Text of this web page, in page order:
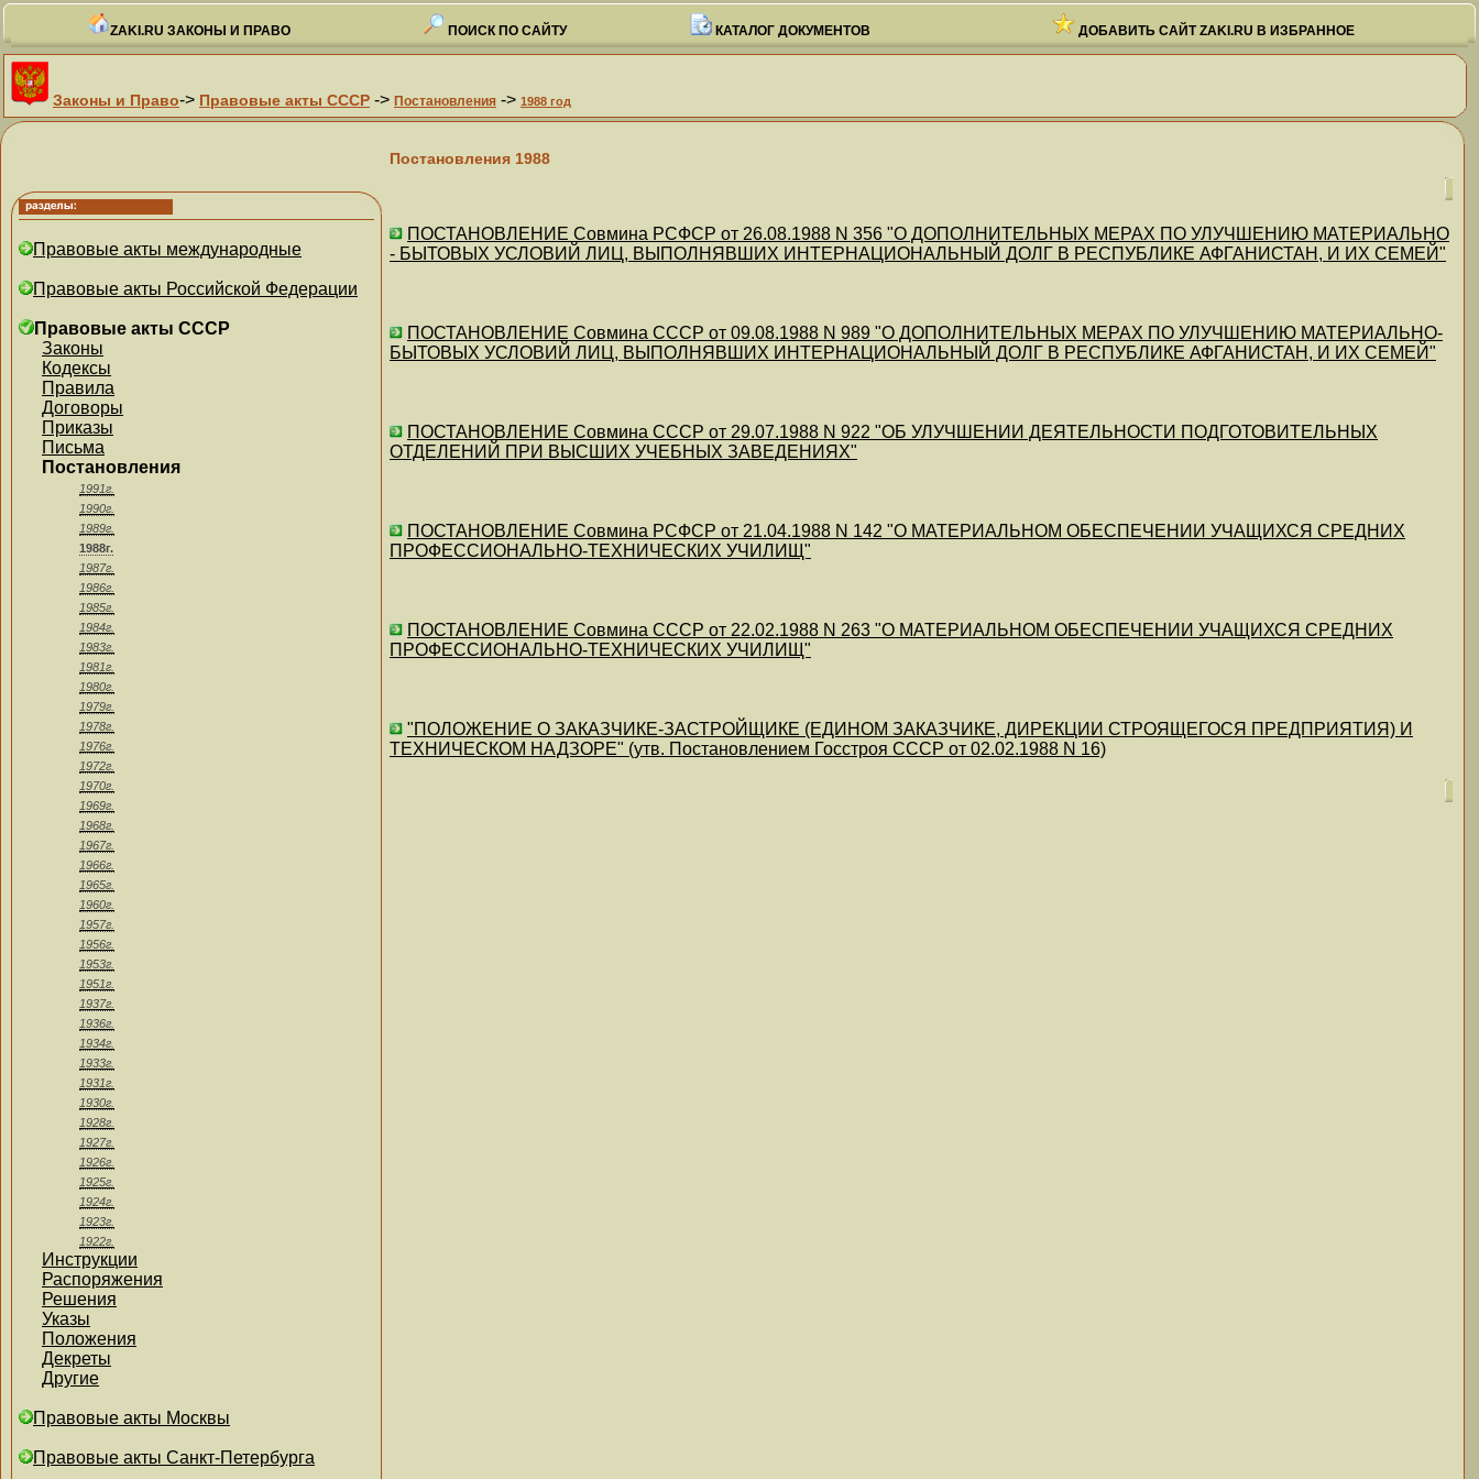
ZAKI.RU ЗАКОНЫ И ПРАВО ПОИСК ПО САЙТУ КАТАЛОГ ДОКУМЕНТОВ ДОБАВИТЬ САЙТ ZAKI.RU В ИЗБРАННОЕ
Законы и Право-> Правовые акты СССР -> Постановления -> 1988 год
Правовые акты международные
Правовые акты Российской Федерации
Правовые акты СССР
Законы
Кодексы
Правила
Договоры
Приказы
Письма
Постановления
1991г.
1990г.
1989г.
1988г.
1987г.
1986г.
1985г.
1984г.
1983г.
1981г.
1980г.
1979г.
1978г.
1976г.
1972г.
1970г.
1969г.
1968г.
1967г.
1966г.
1965г.
1960г.
1957г.
1956г.
1953г.
1951г.
1937г.
1936г.
1934г.
1933г.
1931г.
1930г.
1928г.
1927г.
1926г.
1925г.
1924г.
1923г.
1922г.
Инструкции
Распоряжения
Решения
Указы
Положения
Декреты
Другие
Правовые акты Москвы
Правовые акты Санкт-Петербурга
Постановления 1988
ПОСТАНОВЛЕНИЕ Совмина РСФСР от 26.08.1988 N 356 "О ДОПОЛНИТЕЛЬНЫХ МЕРАХ ПО УЛУЧШЕНИЮ МАТЕРИАЛЬНО
- БЫТОВЫХ УСЛОВИЙ ЛИЦ, ВЫПОЛНЯВШИХ ИНТЕРНАЦИОНАЛЬНЫЙ ДОЛГ В РЕСПУБЛИКЕ АФГАНИСТАН, И ИХ СЕМЕЙ"
ПОСТАНОВЛЕНИЕ Совмина СССР от 09.08.1988 N 989 "О ДОПОЛНИТЕЛЬНЫХ МЕРАХ ПО УЛУЧШЕНИЮ МАТЕРИАЛЬНО-
БЫТОВЫХ УСЛОВИЙ ЛИЦ, ВЫПОЛНЯВШИХ ИНТЕРНАЦИОНАЛЬНЫЙ ДОЛГ В РЕСПУБЛИКЕ АФГАНИСТАН, И ИХ СЕМЕЙ"
ПОСТАНОВЛЕНИЕ Совмина СССР от 29.07.1988 N 922 "ОБ УЛУЧШЕНИИ ДЕЯТЕЛЬНОСТИ ПОДГОТОВИТЕЛЬНЫХ
ОТДЕЛЕНИЙ ПРИ ВЫСШИХ УЧЕБНЫХ ЗАВЕДЕНИЯХ"
ПОСТАНОВЛЕНИЕ Совмина РСФСР от 21.04.1988 N 142 "О МАТЕРИАЛЬНОМ ОБЕСПЕЧЕНИИ УЧАЩИХСЯ СРЕДНИХ
ПРОФЕССИОНАЛЬНО-ТЕХНИЧЕСКИХ УЧИЛИЩ"
ПОСТАНОВЛЕНИЕ Совмина СССР от 22.02.1988 N 263 "О МАТЕРИАЛЬНОМ ОБЕСПЕЧЕНИИ УЧАЩИХСЯ СРЕДНИХ
ПРОФЕССИОНАЛЬНО-ТЕХНИЧЕСКИХ УЧИЛИЩ"
"ПОЛОЖЕНИЕ О ЗАКАЗЧИКЕ-ЗАСТРОЙЩИКЕ (ЕДИНОМ ЗАКАЗЧИКЕ, ДИРЕКЦИИ СТРОЯЩЕГОСЯ ПРЕДПРИЯТИЯ) И
ТЕХНИЧЕСКОМ НАДЗОРЕ" (утв. Постановлением Госстроя СССР от 02.02.1988 N 16)